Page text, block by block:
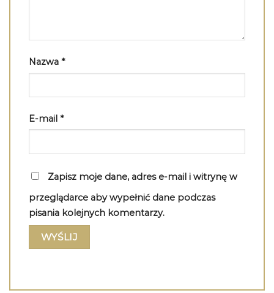
Nazwa *
E-mail *
Zapisz moje dane, adres e-mail i witrynę w
przeglądarce aby wypełnić dane podczas
pisania kolejnych komentarzy.